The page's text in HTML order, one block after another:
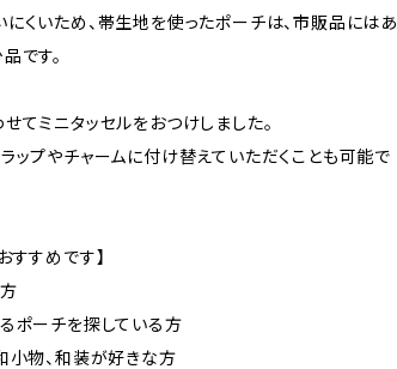
くいため、帯生地を使ったポーチは、市販品にはあ
です。
てミニタッセルをおつけしました。
ップやチャームに付け替えていただくことも可能で
すすめです】
ポーチを探している方
小物、和装が好きな方